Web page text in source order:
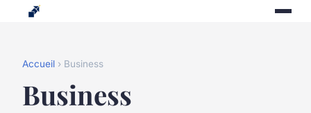
Accueil › Business
Business